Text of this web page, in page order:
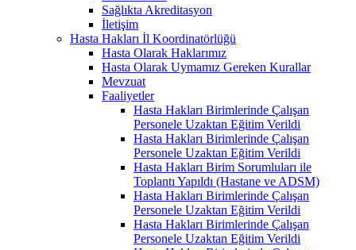
Sağlıkta Akreditasyon
İletişim
Hasta Hakları İl Koordinatörlüğü
Hasta Olarak Haklarımız
Hasta Olarak Uymamız Gereken Kurallar
Mevzuat
Faaliyetler
Hasta Hakları Birimlerinde Çalışan
Personele Uzaktan Eğitim Verildi
Hasta Hakları Birimlerinde Çalışan
Personele Uzaktan Eğitim Verildi
Hasta Hakları Birim Sorumluları ile
Toplantı Yapıldı (Hastane ve ADSM)
Hasta Hakları Birimlerinde Çalışan
Personele Uzaktan Eğitim Verildi
Hasta Hakları Birimlerinde Çalışan
Personele Uzaktan Eğitim Verildi